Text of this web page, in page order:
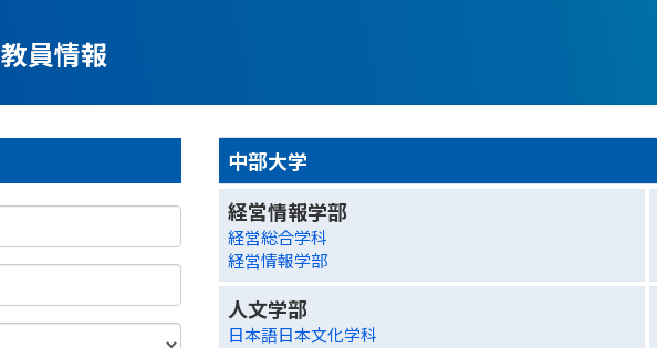
教員情報
中部大学
経営情報学部
経営総合学科
経営情報学部
人文学部
日本語日本文化学科